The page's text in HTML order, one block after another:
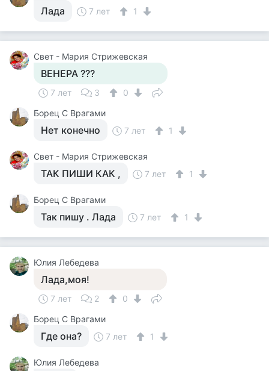
Лада 7 лет 1
Свет - Мария Стрижевская
ВЕНЕРА ???
7 лет 3
0
Борец С Врагами
Нет конечно 7 лет 1
Свет - Мария Стрижевская
ТАК ПИШИ КАК , 7 лет 1
Борец С Врагами
Так пишу . Лада 7 лет 1
Юлия Лебедева
Лада,моя!
7 лет 2
0
Борец С Врагами
Где она? 7 лет 1
Юлия Лебедева